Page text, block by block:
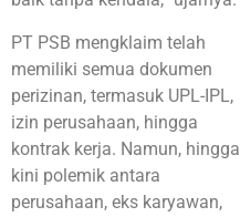
PT PSB mengklaim telah
memiliki semua dokumen
perizinan, termasuk UPL-IPL,
izin perusahaan, hingga
kontrak kerja. Namun, hingga
kini polemik antara
perusahaan, eks karyawan,